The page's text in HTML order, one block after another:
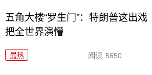
五角大楼“罗生门”：特朗普这出戏
把全世界演懵
最热 阅读 5650